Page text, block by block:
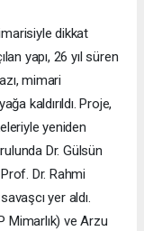
dikkat
yapı, 26 yıl süren
mimari
kaldırıldı. Proje,
yeniden
Dr. Gülsün
Dr. Rahmi
yer aldı.
Mimarlık) ve Arzu